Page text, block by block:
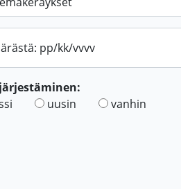
pp/kk/vvvv
uusin vanhin